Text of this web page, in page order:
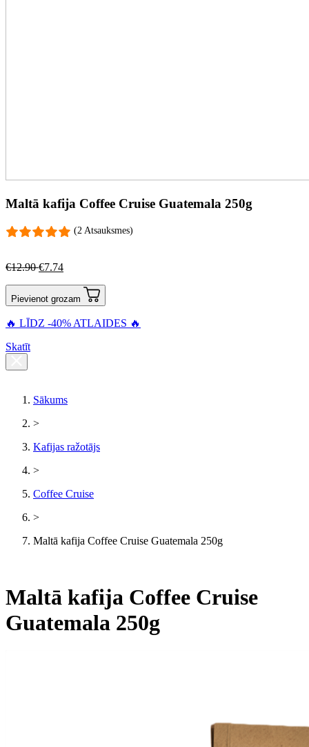
Maltā kafija Coffee Cruise Guatemala 250g
(2 Atsauksmes)
€12.90 €7.74
Pievienot grozam
🔥 LĪDZ -40% ATLAIDES 🔥
Skatīt
Sākums
>
Kafijas ražotājs
>
Coffee Cruise
>
Maltā kafija Coffee Cruise Guatemala 250g
Maltā kafija Coffee Cruise
Guatemala 250g